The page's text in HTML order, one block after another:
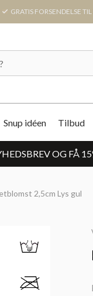
GRATIS FORSENDELSE
Snup idéen Tilbud
OG FÅ
2,5cm Lys gul